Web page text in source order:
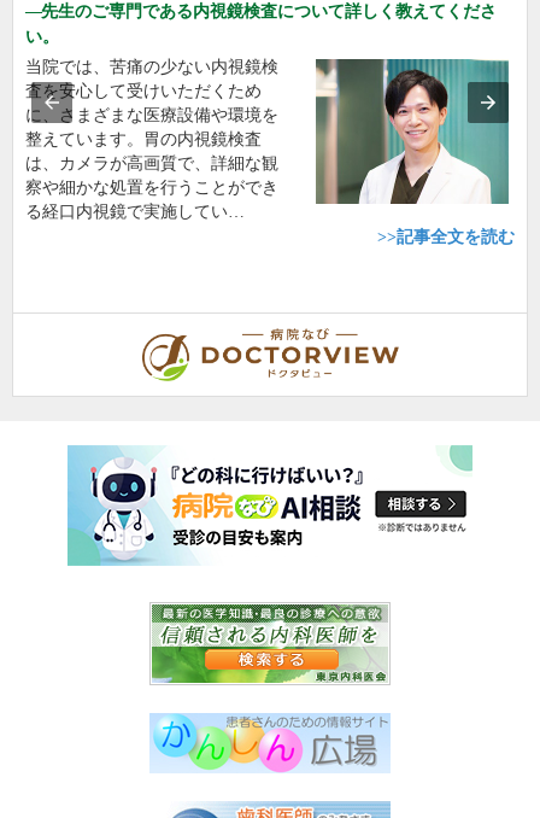
先生のご専門である内視鏡検査について詳しく教えてくださ
い。
当院では、苦痛の少ない内視鏡検
査を安心して受けいただくため
に、さまざまな医療設備や環境を
整えています。胃の内視鏡検査
は、カメラが高画質で、詳細な観
察や細かな処置を行うことができ
る経口内視鏡で実施してい…
>>記事全文を読む